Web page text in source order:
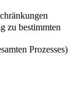
zu bestimmten
Prozesses)